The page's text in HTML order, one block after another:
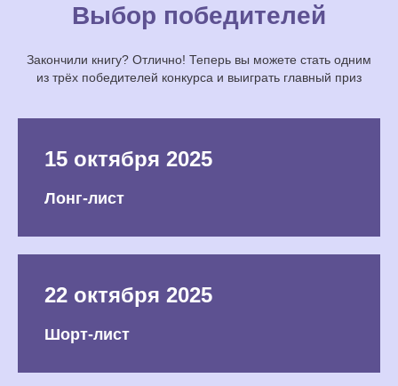
Выбор победителей
Закончили книгу? Отлично! Теперь вы можете стать одним
из трёх победителей конкурса и выиграть главный приз
15 октября 2025
Лонг-лист
22 октября 2025
Шорт-лист